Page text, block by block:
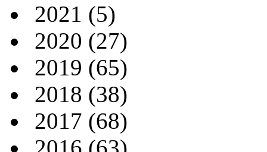
2021 (5)
2020 (27)
2019 (65)
2018 (38)
2017 (68)